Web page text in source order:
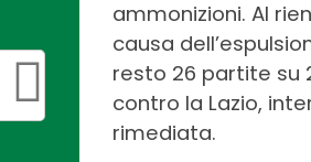
ammonizioni. Al
causa
resto 26 partite su
contro la Lazio,
rimediata.